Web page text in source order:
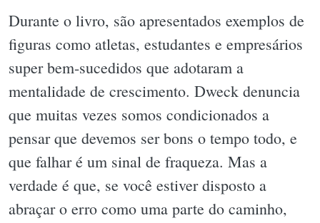
Durante o livro, são apresentados exemplos de
figuras como atletas, estudantes e empresários
super bem-sucedidos que adotaram a
mentalidade de crescimento. Dweck denuncia
que muitas vezes somos condicionados a
pensar que devemos ser bons o tempo todo, e
que falhar é um sinal de fraqueza. Mas a
verdade é que, se você estiver disposto a
abraçar o erro como uma parte do caminho,